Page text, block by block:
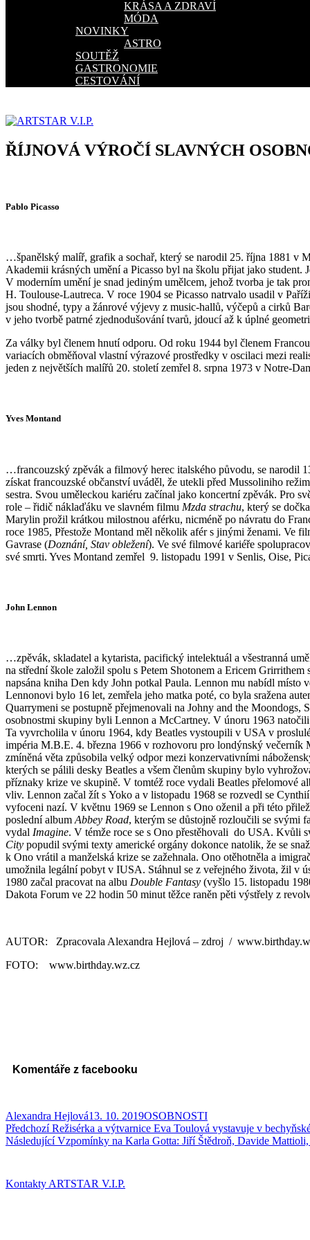
KRÁSA A ZDRAVÍ
MÓDA
NOVINKY
ASTRO
SOUTĚŽ
GASTRONOMIE
CESTOVÁNÍ
ŘÍJNOVÁ VÝROČÍ SLAVNÝCH
Pablo Picasso
…španělský malíř, grafik a sochař, který se narodil 25. října 1881 v
Akademii krásných umění a Picasso byl na školu přijat jako student.
V moderním umění je snad jediným umělcem, jehož tvorba je tak
H. Toulouse-Lautreca. V roce 1904 se Picasso natrvalo usadil v
jsou shodné, typy a žánrové výjevy z music-hallů, výčepů a cirků
v jeho tvorbě patrné zjednodušování tvarů, jdoucí až k úplné
Za války byl členem hnutí odporu. Od roku 1944 byl členem
variacích obměňoval vlastní výrazové prostředky v oscilaci mezi
jeden z největších malířů 20. století zemřel 8. srpna 1973 v Notre-
Yves Montand
…francouzský zpěvák a filmový herec italského původu, se narodil
získat francouzské občanství uváděl, že utekli před Mussoliniho
sestra. Svou uměleckou kariéru začínal jako koncertní zpěvák. Pro
role – řidič náklaďáku ve slavném filmu Mzda strachu, který se
Marylin prožil krátkou milostnou aférku, nicméně po návratu do
roce 1985, Přestože Montand měl několik afér s jinými ženami. Ve
Gavrase (Doznání, Stav obležení). Ve své filmové kariéře
své smrti. Yves Montand zemřel 9. listopadu 1991 v Senlis, Oise,
John Lennon
…zpěvák, skladatel a kytarista, pacifický intelektuál a všestranná
na střední škole založil spolu s Petem Shotonem a Ericem
napsána kniha Den kdy John potkal Paula. Lennon mu nabídl
Lennonovi bylo 16 let, zemřela jeho matka poté, co byla sražena
Quarrymeni se postupně přejmenovali na Johny and the
osobnostmi skupiny byli Lennon a McCartney. V únoru 1963
Ta vyvrcholila v únoru 1964, kdy Beatles vystoupili v USA v
impéria M.B.E. 4. března 1966 v rozhovoru pro londýnský večerník
zmíněná věta způsobila velký odpor mezi konzervativními
kterých se pálili desky Beatles a všem členům skupiny bylo
příznaky krize ve skupině. V tomtéž roce vydali Beatles přelomové
vliv. Lennon začal žít s Yoko a v listopadu 1968 se rozvedl se
vyfoceni nazí. V květnu 1969 se Lennon s Ono oženil a při této
poslední album Abbey Road, kterým se důstojně rozloučili se svými
vydal Imagine. V témže roce se s Ono přestěhovali do USA. Kvůli
City popudil svými texty americké orgány dokonce natolik, že se
k Ono vrátil a manželská krize se zažehnala. Ono otěhotněla a
umožnila legální pobyt v IUSA. Stáhnul se z veřejného života, žil v
1980 začal pracovat na albu Double Fantasy (vyšlo 15. listopadu
Dakota Forum ve 22 hodin 50 minut těžce raněn pěti výstřely z
AUTOR: Zpracovala Alexandra Hejlová – zdroj /
FOTO: www.birthday.wz.cz
Komentáře z facebooku
Autor:
Alexandra HejlováPublikováno:
13. 10. 2019Rubriky:
OSOBNOSTI
Navigace
pro
Předchozí Předchozí
příspěvek:
Režisérka a výtvarnice Eva Toulová vystavuje v
Následující Následující
Vzpomínky na Karla Gotta: Jiří Štědroň, Davide Mattioli,
Kontakty ARTSTAR V.I.P.